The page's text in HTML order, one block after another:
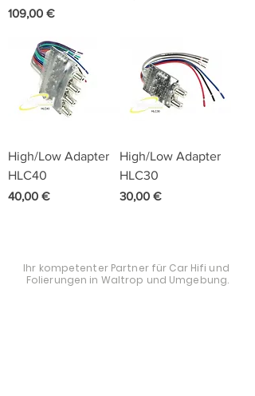
Preis
109,00 €
High/Low Adapter
HLC40
Preis
40,00 €
High/Low Adapter
HLC30
Preis
30,00 €
Ihr kompetenter Partner für Car Hifi und
Folierungen in Waltrop und Umgebung.